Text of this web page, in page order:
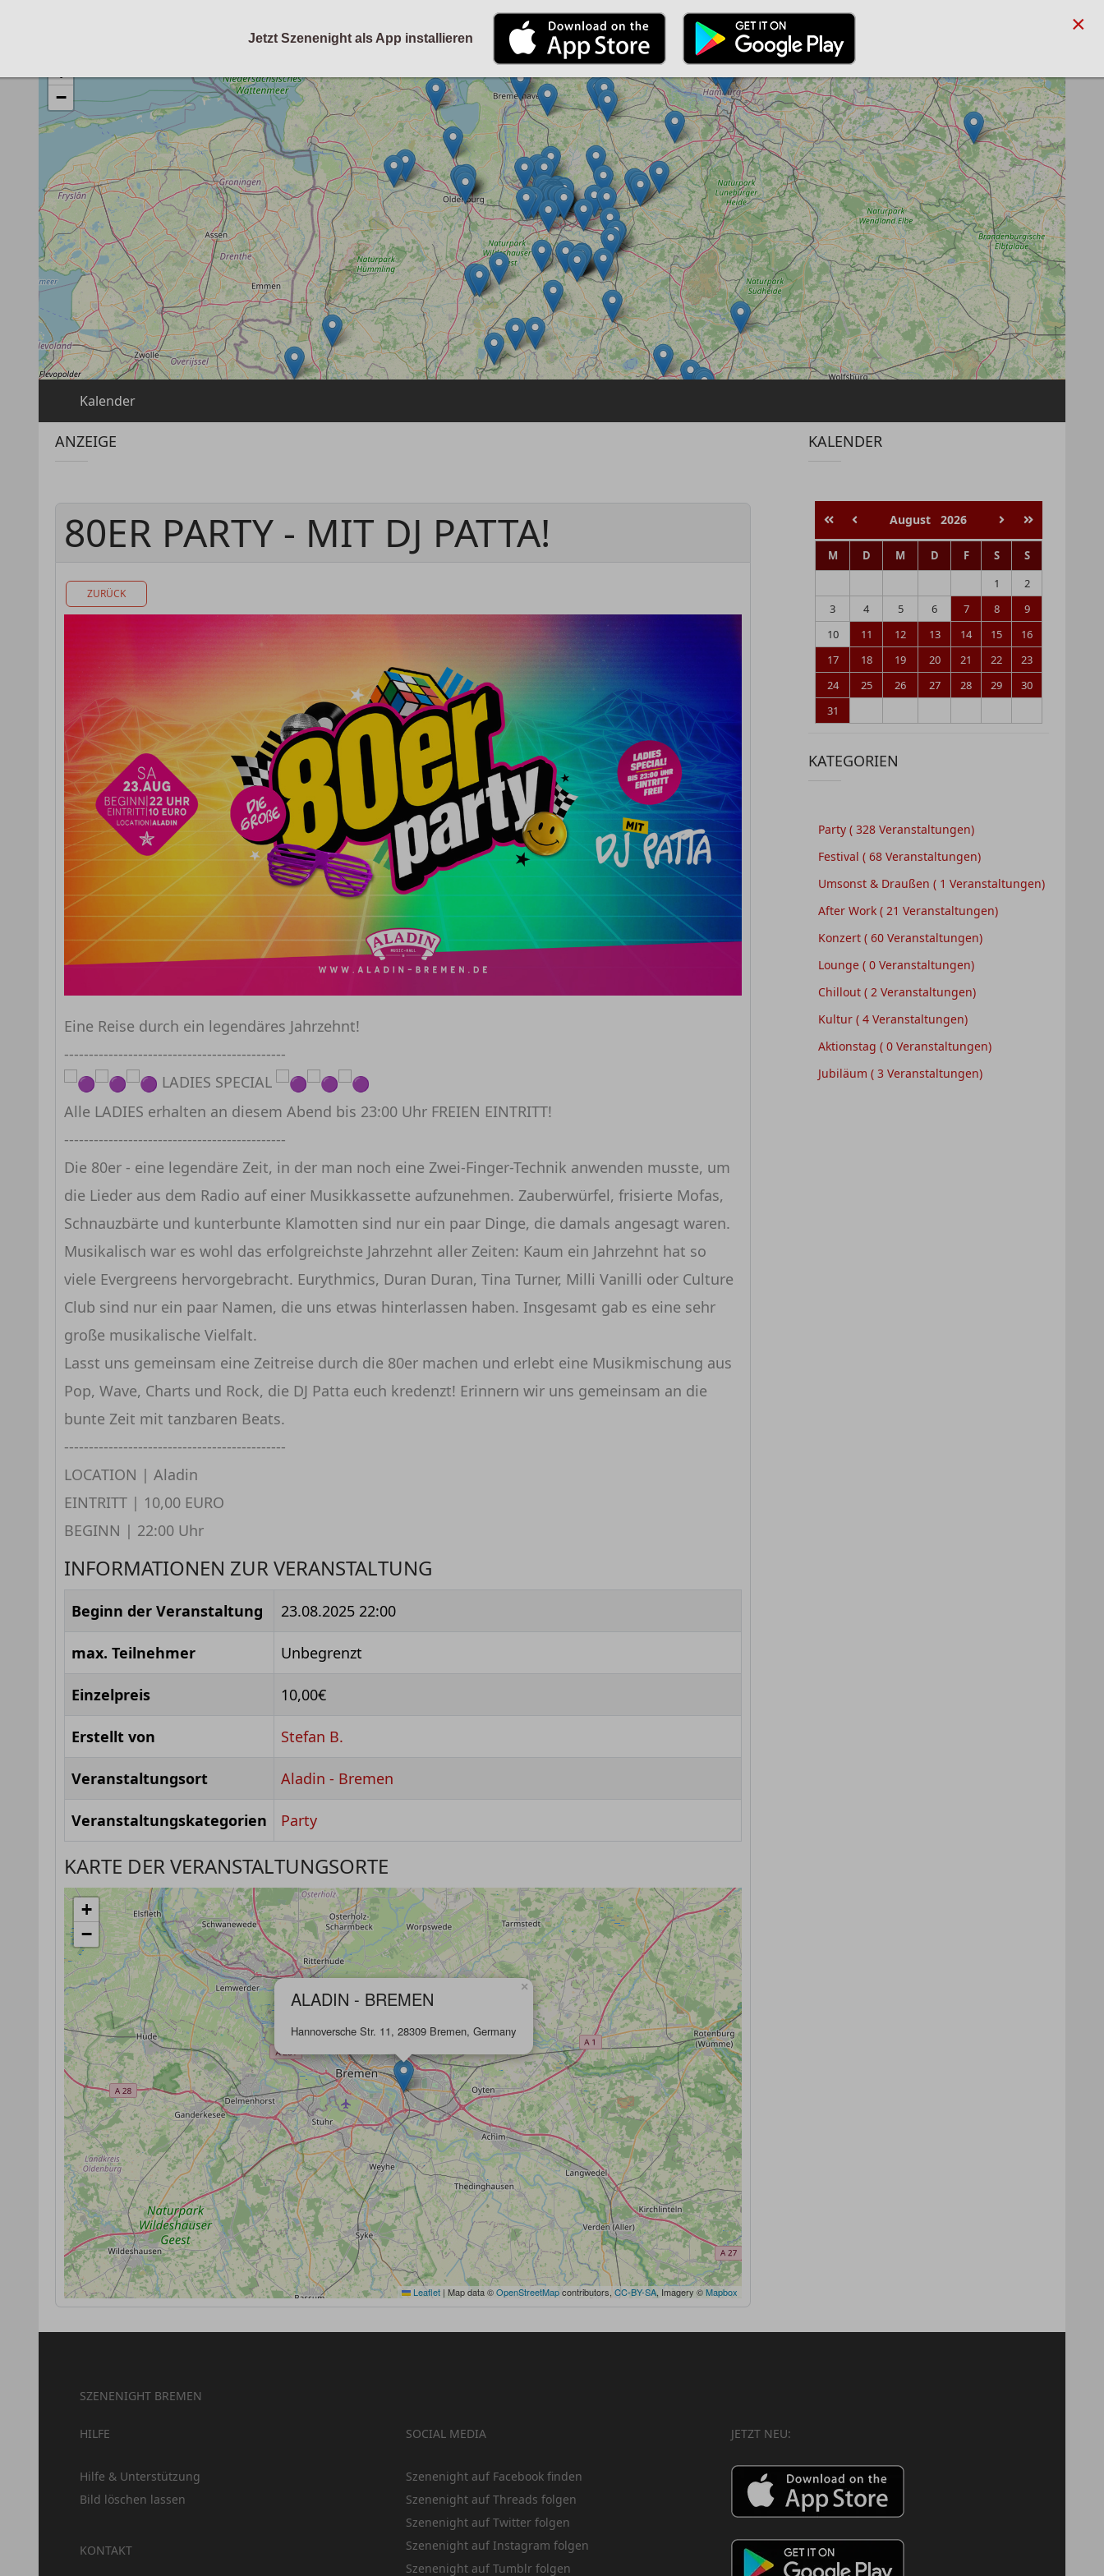
KALENDER PARTYFOTOS FÜR VERANSTALTER/PARTNER
+
−
Kalender
ANZEIGE
80ER PARTY - MIT DJ PATTA!
ZURÜCK
Eine Reise durch ein legendäres Jahrzehnt!
---------------------------------------------
LADIES SPECIAL
Alle LADIES erhalten an diesem Abend bis 23:00 Uhr FREIEN EINTRITT!
---------------------------------------------
Die 80er - eine legendäre Zeit, in der man noch eine Zwei-Finger-Technik anwenden musste, um
die Lieder aus dem Radio auf einer Musikkassette aufzunehmen. Zauberwürfel, frisierte Mofas,
Schnauzbärte und kunterbunte Klamotten sind nur ein paar Dinge, die damals angesagt waren.
Musikalisch war es wohl das erfolgreichste Jahrzehnt aller Zeiten: Kaum ein Jahrzehnt hat so
viele Evergreens hervorgebracht. Eurythmics, Duran Duran, Tina Turner, Milli Vanilli oder Culture
Club sind nur ein paar Namen, die uns etwas hinterlassen haben. Insgesamt gab es eine sehr
große musikalische Vielfalt.
Lasst uns gemeinsam eine Zeitreise durch die 80er machen und erlebt eine Musikmischung aus
Pop, Wave, Charts und Rock, die DJ Patta euch kredenzt! Erinnern wir uns gemeinsam an die
bunte Zeit mit tanzbaren Beats.
---------------------------------------------
LOCATION | Aladin
EINTRITT | 10,00 EURO
BEGINN | 22:00 Uhr
INFORMATIONEN ZUR VERANSTALTUNG
Beginn der Veranstaltung 23.08.2025 22:00
max. Teilnehmer Unbegrenzt
Einzelpreis 10,00€
Erstellt von Stefan B.
Veranstaltungsort Aladin - Bremen
Veranstaltungskategorien Party
KARTE DER VERANSTALTUNGSORTE
ALADIN - BREMEN
Hannoversche Str. 11, 28309 Bremen, Germany
×
+
−
Leaflet | Map data ©OpenStreetMapcontributors, CC-BY-SA, Imagery ©Mapbox
KALENDER
August 2026
M D M D F S
S
1
2
3
4 5 6 7 8
9
10
11 12 13 14 15
16
17
18 19 20 21 22
23
24
25 26 27 28 29
30
31
KATEGORIEN
Party ( 328 Veranstaltungen)
Festival ( 68 Veranstaltungen)
Umsonst & Draußen ( 1 Veranstaltungen)
After Work ( 21 Veranstaltungen)
Konzert ( 60 Veranstaltungen)
Lounge ( 0 Veranstaltungen)
Chillout ( 2 Veranstaltungen)
Kultur ( 4 Veranstaltungen)
Aktionstag ( 0 Veranstaltungen)
Jubiläum ( 3 Veranstaltungen)
SZENENIGHT BREMEN
HILFE
Hilfe & Unterstützung
Bild löschen lassen
KONTAKT
SOCIAL MEDIA
Szenenight auf Facebook finden
Szenenight auf Threads folgen
Szenenight auf Twitter folgen
Szenenight auf Instagram folgen
Szenenight auf Tumblr folgen
JETZT NEU:
ANMELDENODERREGISTRIEREN
Angemeldet bleiben
ANMELDEN
Registrieren
Benutzername vergessen
Passwort vergessen
×
Jetzt Szenenight als App installieren